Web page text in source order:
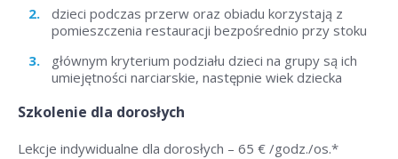
dzieci podczas przerw oraz obiadu korzystają z
pomieszczenia restauracji bezpośrednio przy stoku
głównym kryterium podziału dzieci na grupy są ich
umiejętności narciarskie, następnie wiek dziecka
Szkolenie dla dorosłych
Lekcje indywidualne dla dorosłych – 65 € /godz./os.*